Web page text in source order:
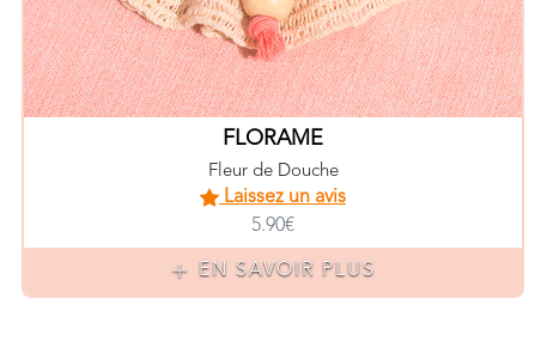
FLORAME
Fleur de Douche
Laissez un avis
5.90€
EN SAVOIR PLUS